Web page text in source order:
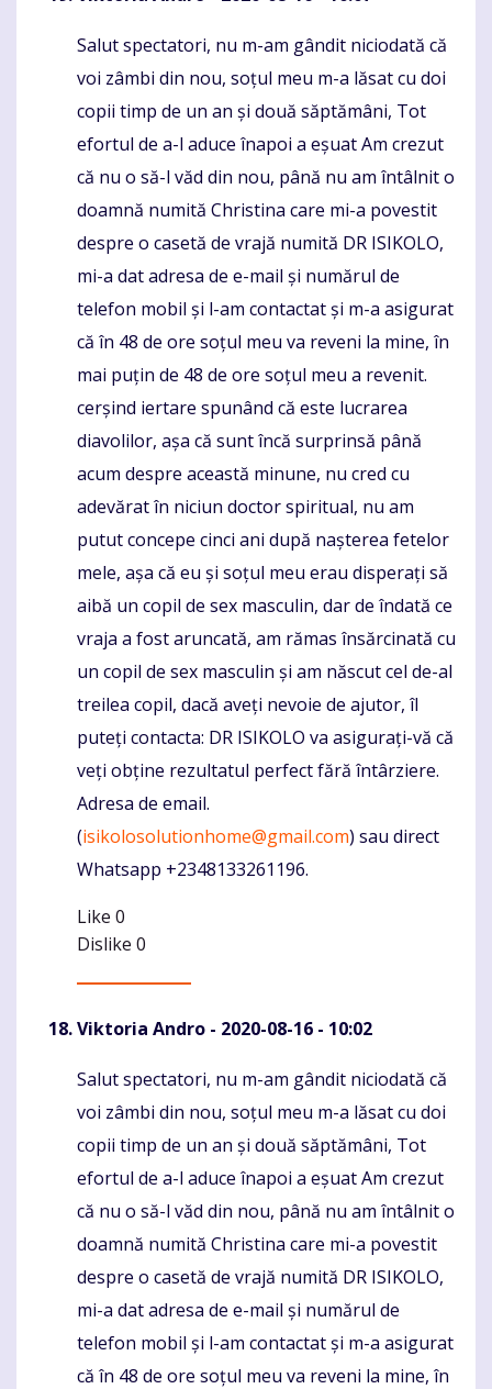
Komentaras
Salut spectatori, nu m-am gândit niciodată că
voi zâmbi din nou, soțul meu m-a lăsat cu doi
copii timp de un an și două săptămâni, Tot
efortul de a-l aduce înapoi a eșuat Am crezut
că nu o să-l văd din nou, până nu am întâlnit o
doamnă numită Christina care mi-a povestit
despre o casetă de vrajă numită DR ISIKOLO,
mi-a dat adresa de e-mail și numărul de
telefon mobil și l-am contactat și m-a asigurat
că în 48 de ore soțul meu va reveni la mine, în
mai puțin de 48 de ore soțul meu a revenit.
cerșind iertare spunând că este lucrarea
diavolilor, așa că sunt încă surprinsă până
acum despre această minune, nu cred cu
adevărat în niciun doctor spiritual, nu am
putut concepe cinci ani după nașterea fetelor
mele, așa că eu și soțul meu erau disperați să
aibă un copil de sex masculin, dar de îndată ce
vraja a fost aruncată, am rămas însărcinată cu
un copil de sex masculin și am născut cel de-al
treilea copil, dacă aveți nevoie de ajutor, îl
puteți contacta: DR ISIKOLO va asigurați-vă că
veți obține rezultatul perfect fără întârziere.
Adresa de email.
(isikolosolutionhome@gmail.com) sau direct
Whatsapp +2348133261196.
Like 0
Dislike 0
Viktoria Andro - 2020-08-16 - 10:02
Komentaras
Salut spectatori, nu m-am gândit niciodată că
voi zâmbi din nou, soțul meu m-a lăsat cu doi
copii timp de un an și două săptămâni, Tot
efortul de a-l aduce înapoi a eșuat Am crezut
că nu o să-l văd din nou, până nu am întâlnit o
doamnă numită Christina care mi-a povestit
despre o casetă de vrajă numită DR ISIKOLO,
mi-a dat adresa de e-mail și numărul de
telefon mobil și l-am contactat și m-a asigurat
că în 48 de ore soțul meu va reveni la mine, în